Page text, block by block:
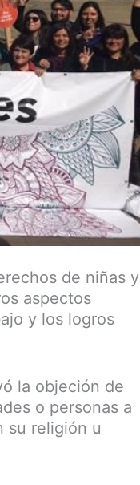
de niñas y
aspectos
y los logros
la objeción de
o personas a
su religión u